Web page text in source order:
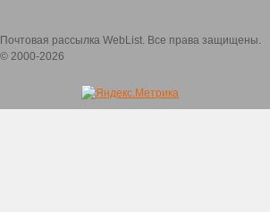
Почтовая рассылка WebList. Все права защищены.
© 2000-2026